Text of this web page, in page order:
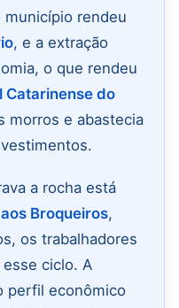
município rendeu
, e a extração
o que rendeu
Catarinense do
morros e abastecia
a rocha está
Broqueiros,
os trabalhadores
ciclo. A
perfil econômico